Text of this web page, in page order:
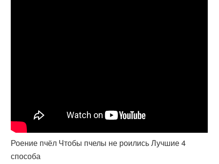
Роение пчёл Чтобы пчелы не роились Лучшие 4
способа